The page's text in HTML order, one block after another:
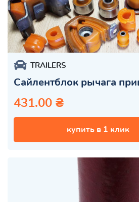
TRAILERS
Сайлентблок рычага
431.00 ₴
купить в 1 клик